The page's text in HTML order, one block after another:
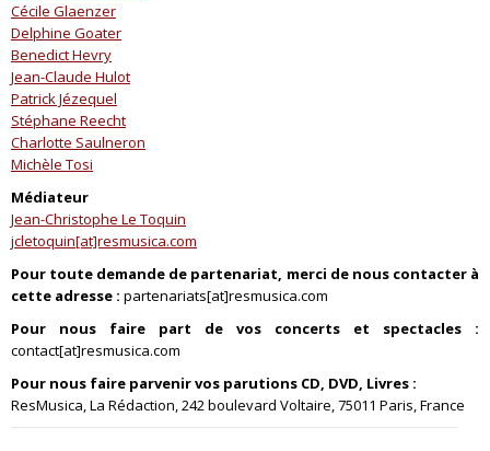
Cécile Glaenzer
Delphine Goater
Benedict Hevry
Jean-Claude Hulot
Patrick Jézequel
Stéphane Reecht
Charlotte Saulneron
Michèle Tosi
Médiateur
Jean-Christophe Le Toquin
jcletoquin[at]resmusica.com
Pour toute demande de partenariat, merci de nous contacter à
cette adresse : partenariats[at]resmusica.com
Pour nous faire part de vos concerts et spectacles :
contact[at]resmusica.com
Pour nous faire parvenir vos parutions CD, DVD, Livres :
ResMusica, La Rédaction, 242 boulevard Voltaire, 75011 Paris, France